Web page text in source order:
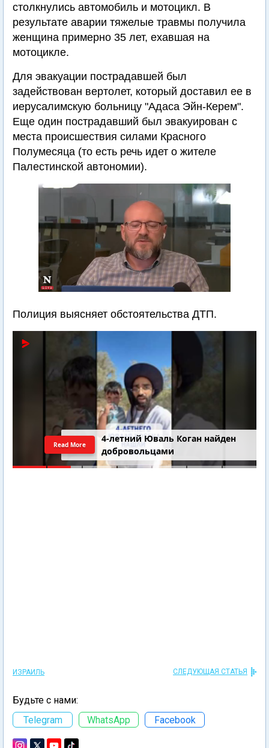
столкнулись автомобиль и мотоцикл. В
результате аварии тяжелые травмы получила
женщина примерно 35 лет, ехавшая на
мотоцикле.
Для эвакуации пострадавшей был
задействован вертолет, который доставил ее в
иерусалимскую больницу "Адаса Эйн-Керем".
Еще один пострадавший был эвакуирован с
места происшествия силами Красного
Полумесяца (то есть речь идет о жителе
Палестинской автономии).
Полиция выясняет обстоятельства ДТП.
4-летний Юваль Коган найден
добровольцами
Read More
ИЗРАИЛЬ СЛЕДУЮЩАЯ СТАТЬЯ
Будьте с нами:
Telegram
WhatsApp Facebook